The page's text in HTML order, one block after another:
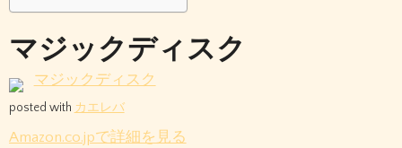
マジックディスク
マジックディスク
posted with カエレバ
Amazon.co.jpで詳細を見る